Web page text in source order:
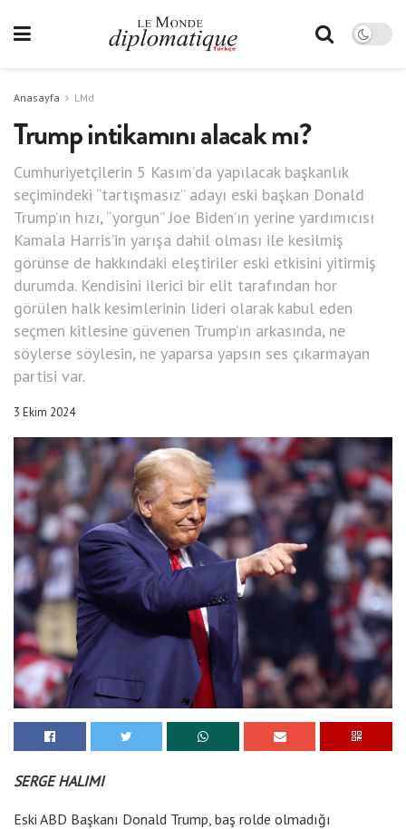
Anasayfa LMd
Trump intikamını alacak mı?
Cumhuriyetçilerin 5 Kasım’da yapılacak başkanlık
seçimindeki “tartışmasız” adayı eski başkan Donald
Trump’ın hızı, “yorgun” Joe Biden’ın yerine yardımıcısı
Kamala Harris’in yarışa dahil olması ile kesilmiş
görünse de hakkındaki eleştiriler eski etkisini yitirmiş
durumda. Kendisini ilerici bir elit tarafından hor
görülen halk kesimlerinin lideri olarak kabul eden
seçmen kitlesine güvenen Trump’ın arkasında, ne
söylerse söylesin, ne yaparsa yapsın ses çıkarmayan
partisi var.
3 Ekim 2024
SERGE HALIMI
Eski ABD Başkanı Donald Trump, baş rolde olmadığı